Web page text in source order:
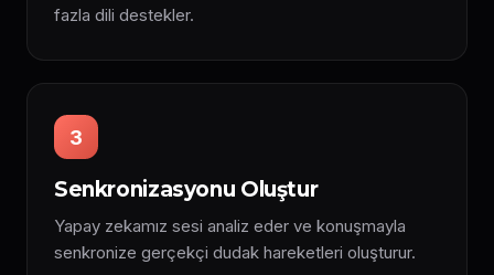
fazla dili destekler.
3
Senkronizasyonu Oluştur
Yapay zekamız sesi analiz eder ve konuşmayla
senkronize gerçekçi dudak hareketleri oluşturur.